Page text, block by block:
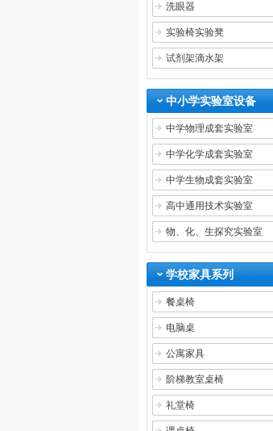
洗眼器
实验椅实验凳
试剂架滴水架
中小学实验室设备
中学物理成套实验室
中学化学成套实验室
中学生物成套实验室
高中通用技术实验室
物、化、生探究实验室
学校家具系列
餐桌椅
电脑桌
公寓家具
阶梯教室桌椅
礼堂椅